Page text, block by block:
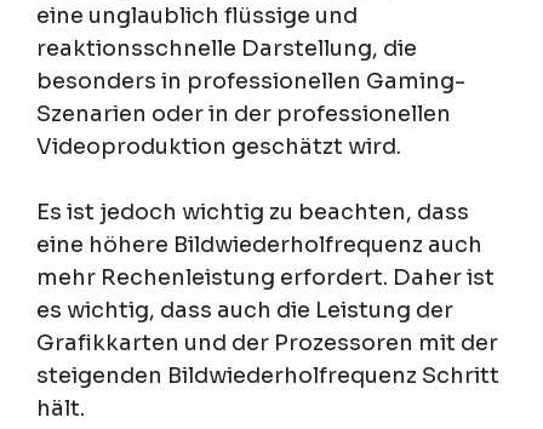
eine unglaublich flüssige und
reaktionsschnelle Darstellung, die
besonders in professionellen Gaming-
Szenarien oder in der professionellen
Videoproduktion geschätzt wird.
Es ist jedoch wichtig zu beachten, dass
eine höhere Bildwiederholfrequenz auch
mehr Rechenleistung erfordert. Daher ist
es wichtig, dass auch die Leistung der
Grafikkarten und der Prozessoren mit der
steigenden Bildwiederholfrequenz Schritt
hält.